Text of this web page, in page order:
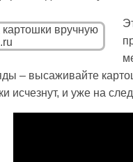
– высаживайте
исчезнут, и уже на